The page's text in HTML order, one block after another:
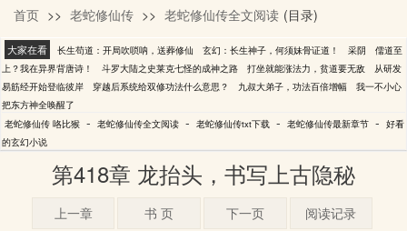
咯比猴
首页 >> 老蛇修仙传 >> 老蛇修仙传全文阅读 (目录)
大家在看 长生苟道：开局吹唢呐，送葬修仙 玄幻：长生神子，何须妹骨证道！ 采阴
儒道至
上？我在异界背唐诗！
斗罗大陆之史莱克七怪的成神之路 打坐就能涨法力，贫道要无敌
从研发
易筋经开始登临彼岸
穿越后系统给双修功法什么意思？ 九叔大弟子，功法百倍增幅
我一不小心
把东方神全唤醒了
老蛇修仙传 咯比猴 - 老蛇修仙传全文阅读 - 老蛇修仙传txt下载 - 老蛇修仙传最新章节 - 好看
的玄幻小说
第418章 龙抬头，书写上古隐秘
上一章 书 页 下一页 阅读记录